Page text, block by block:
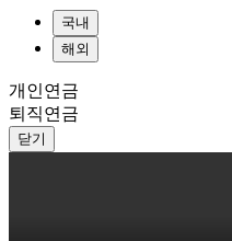
국내
해외
개인연금
퇴직연금
닫기